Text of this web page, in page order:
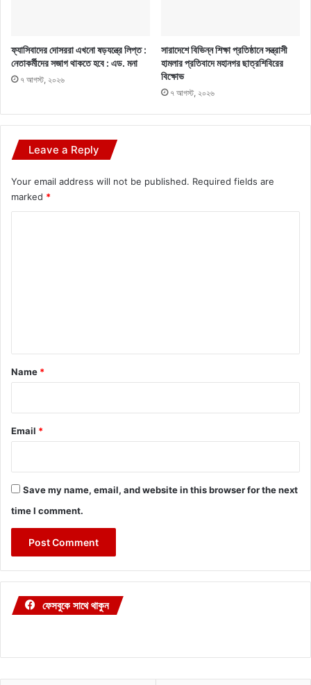
ফ্যাসিবাদের দোসররা এখনো ষড়যন্ত্রে লিপ্ত :
নেতাকর্মীদের সজাগ থাকতে হবে : এড. মনা
৭ আগস্ট, ২০২৬
সারাদেশে বিভিন্ন শিক্ষা প্রতিষ্ঠানে সন্ত্রাসী
হামলার প্রতিবাদে মহানগর ছাত্রশিবিরের
বিক্ষোভ
৭ আগস্ট, ২০২৬
Leave a Reply
Your email address will not be published. Required fields are
marked *
*
Name *
Email *
Save my name, email, and website in this browser for the next
time I comment.
ফেসবুকে সাথে থাকুন